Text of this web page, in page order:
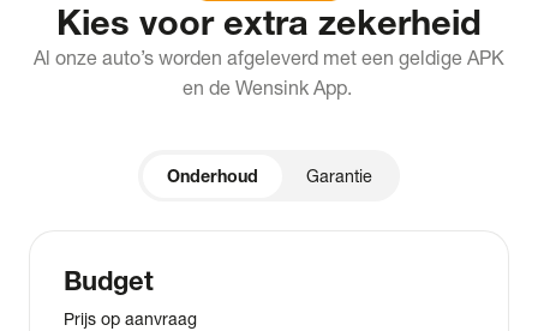
Kies voor extra zekerheid
Al onze auto’s worden afgeleverd met een geldige APK
en de Wensink App.
Onderhoud Garantie
Budget
Prijs op aanvraag